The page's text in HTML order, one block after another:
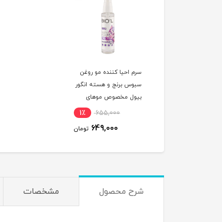
سرم احیا کننده مو روغن
سبوس برنج و هسته انگور
بیول مخصوص موهای
رنگ شده و آسیب دیده
655,000 1٪
649,000 تومان
شرح محصول مشخصات